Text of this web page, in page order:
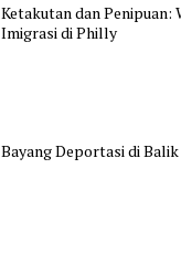
Ketakutan dan Penipuan:
Imigrasi di Philly
Bayang Deportasi di Balik